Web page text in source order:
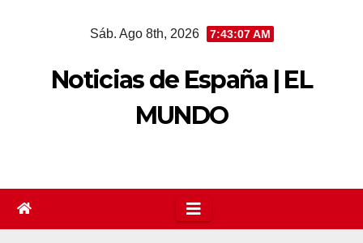
Sáb. Ago 8th, 2026 7:43:07 AM
Noticias de España | EL
MUNDO